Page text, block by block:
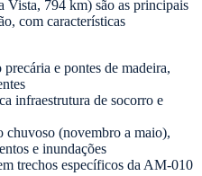
Vista, 794 km) são as principais
com características
e pontes de madeira,
infraestrutura de socorro e
chuvoso (novembro a maio),
e inundações
trechos específicos da AM-010